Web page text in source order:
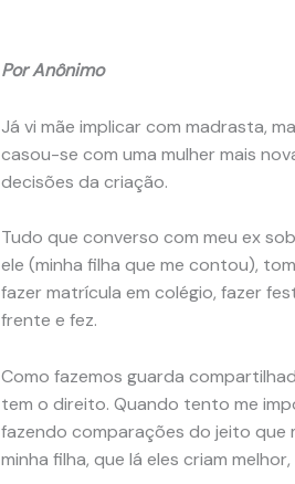
Por Anônimo
Já vi mãe implicar com madrasta,
casou-se com uma mulher mais
decisões da criação.
Tudo que converso com meu ex
ele (minha filha que me contou),
fazer matrícula em colégio, fazer
frente e fez.
Como fazemos guarda
tem o direito. Quando tento me
fazendo comparações do jeito que
minha filha, que lá eles criam